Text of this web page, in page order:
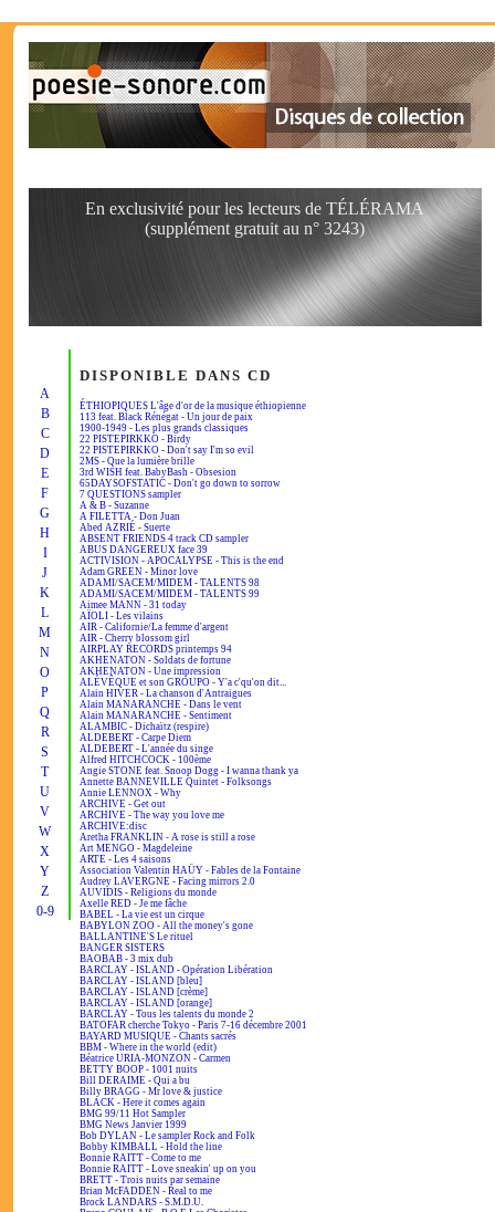
En exclusivité pour les lecteurs de TÉLÉRAMA
(supplément gratuit au n° 3243)
A
B
C
D
E
F
G
H
I
J
K
L
M
N
O
P
Q
R
S
T
U
V
W
X
Y
Z
0-9
DISPONIBLE DANS CD
ÉTHIOPIQUES L'âge d'or de la musique éthiopienne
113 feat. Black Rénégat - Un jour de paix
1900-1949 - Les plus grands classiques
22 PISTEPIRKKO - Birdy
22 PISTEPIRKKO - Don't say I'm so evil
2MS - Que la lumière brille
3rd WISH feat. BabyBash - Obsesion
65DAYSOFSTATIC - Don't go down to sorrow
7 QUESTIONS sampler
A & B - Suzanne
A FILETTA - Don Juan
Abed AZRIÉ - Suerte
ABSENT FRIENDS 4 track CD sampler
ABUS DANGEREUX face 39
ACTIVISION - APOCALYPSE - This is the end
Adam GREEN - Minor love
ADAMI/SACEM/MIDEM - TALENTS 98
ADAMI/SACEM/MIDEM - TALENTS 99
Aimee MANN - 31 today
AÏOLI - Les vilains
AIR - Californie/La femme d'argent
AIR - Cherry blossom girl
AIRPLAY RECORDS printemps 94
AKHENATON - Soldats de fortune
AKHENATON - Une impression
ALÉVÊQUE et son GROUPO - Y'a c'qu'on dit...
Alain HIVER - La chanson d'Antraigues
Alain MANARANCHE - Dans le vent
Alain MANARANCHE - Sentiment
ALAMBIC - Dichaïtz (respire)
ALDEBERT - Carpe Diem
ALDEBERT - L'année du singe
Alfred HITCHCOCK - 100ème
Angie STONE feat. Snoop Dogg - I wanna thank ya
Annette BANNEVILLE Quintet - Folksongs
Annie LENNOX - Why
ARCHIVE - Get out
ARCHIVE - The way you love me
ARCHIVE:disc
Aretha FRANKLIN - A rose is still a rose
Art MENGO - Magdeleine
ARTE - Les 4 saisons
Association Valentin HAÜY - Fables de la Fontaine
Audrey LAVERGNE - Facing mirrors 2.0
AUVIDIS - Religions du monde
Axelle RED - Je me fâche
BABEL - La vie est un cirque
BABYLON ZOO - All the money's gone
BALLANTINE'S Le rituel
BANGER SISTERS
BAOBAB - 3 mix dub
BARCLAY - ISLAND - Opération Libération
BARCLAY - ISLAND [bleu]
BARCLAY - ISLAND [crème]
BARCLAY - ISLAND [orange]
BARCLAY - Tous les talents du monde 2
BATOFAR cherche Tokyo - Paris 7-16 décembre 2001
BAYARD MUSIQUE - Chants sacrés
BBM - Where in the world (edit)
Béatrice URIA-MONZON - Carmen
BETTY BOOP - 1001 nuits
Bill DERAIME - Qui a bu
Billy BRAGG - Mr love & justice
BLACK - Here it comes again
BMG 99/11 Hot Sampler
BMG News Janvier 1999
Bob DYLAN - Le sampler Rock and Folk
Bobby KIMBALL - Hold the line
Bonnie RAITT - Come to me
Bonnie RAITT - Love sneakin' up on you
BRETT - Trois nuits par semaine
Brian McFADDEN - Real to me
Brock LANDARS - S.M.D.U.